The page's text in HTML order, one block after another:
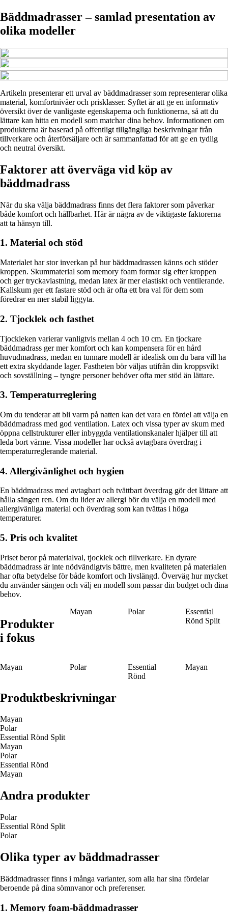
Bäddmadrasser – samlad presentation av
olika modeller
Artikeln presenterar ett urval av bäddmadrasser som representerar olika
material, komfortnivåer och prisklasser. Syftet är att ge en informativ
översikt över de vanligaste egenskaperna och funktionerna, så att du
lättare kan hitta en modell som matchar dina behov. Informationen om
produkterna är baserad på offentligt tillgängliga beskrivningar från
tillverkare och återförsäljare och är sammanfattad för att ge en tydlig
och neutral översikt.
Faktorer att överväga vid köp av
bäddmadrass
När du ska välja bäddmadrass finns det flera faktorer som påverkar
både komfort och hållbarhet. Här är några av de viktigaste faktorerna
att ta hänsyn till.
1. Material och stöd
Materialet har stor inverkan på hur bäddmadrassen känns och stöder
kroppen. Skummaterial som memory foam formar sig efter kroppen
och ger tryckavlastning, medan latex är mer elastiskt och ventilerande.
Kallskum ger ett fastare stöd och är ofta ett bra val för dem som
föredrar en mer stabil liggyta.
2. Tjocklek och fasthet
Tjockleken varierar vanligtvis mellan 4 och 10 cm. En tjockare
bäddmadrass ger mer komfort och kan kompensera för en hård
huvudmadrass, medan en tunnare modell är idealisk om du bara vill ha
ett extra skyddande lager. Fastheten bör väljas utifrån din kroppsvikt
och sovställning – tyngre personer behöver ofta mer stöd än lättare.
3. Temperaturreglering
Om du tenderar att bli varm på natten kan det vara en fördel att välja en
bäddmadrass med god ventilation. Latex och vissa typer av skum med
öppna cellstrukturer eller inbyggda ventilationskanaler hjälper till att
leda bort värme. Vissa modeller har också avtagbara överdrag i
temperaturreglerande material.
4. Allergivänlighet och hygien
En bäddmadrass med avtagbart och tvättbart överdrag gör det lättare att
hålla sängen ren. Om du lider av allergi bör du välja en modell med
allergivänliga material och överdrag som kan tvättas i höga
temperaturer.
5. Pris och kvalitet
Priset beror på materialval, tjocklek och tillverkare. En dyrare
bäddmadrass är inte nödvändigtvis bättre, men kvaliteten på materialen
har ofta betydelse för både komfort och livslängd. Överväg hur mycket
du använder sängen och välj en modell som passar din budget och dina
behov.
Produkter
i fokus
Mayan Polar
Essential
Rönd Split
Mayan Polar
Essential
Rönd
Mayan
Produktbeskrivningar
Mayan
Polar
Essential Rönd Split
Mayan
Polar
Essential Rönd
Mayan
Andra produkter
Polar
Essential Rönd Split
Polar
Olika typer av bäddmadrasser
Bäddmadrasser finns i många varianter, som alla har sina fördelar
beroende på dina sömnvanor och preferenser.
1. Memory foam-bäddmadrasser